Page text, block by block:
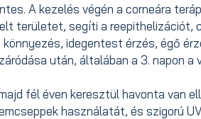
A kezelés végén a corneára
területet, segíti a reepithelizációt,
idegentest érzés, égő
után, általában a 3. napon
fél éven keresztül havonta van
használatát, és szigorú